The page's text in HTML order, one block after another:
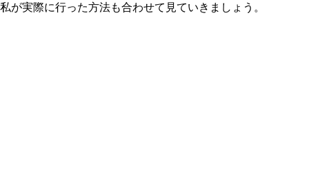
実際に行った方法も合わせて見ていきましょう。